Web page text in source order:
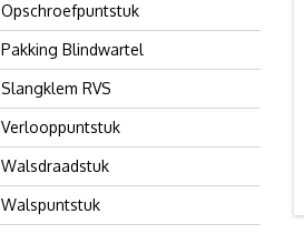
Opschroefpuntstuk
Pakking Blindwartel
Slangklem RVS
Verlooppuntstuk
Walsdraadstuk
Walspuntstuk